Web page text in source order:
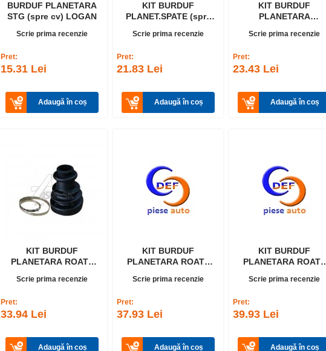
BURDUF PLANETARA
STG (spre cv) LOGAN
Scrie prima recenzie
Pret:
15.31 Lei
Adaugă în coș
KIT BURDUF
PLANET.SPATE (spre
Scrie prima recenzie
Pret:
21.83 Lei
Adaugă în coș
KIT BURDUF
PLANETARA
LOGAN
Scrie prima recenzie
Pret:
23.43 Lei
Adaugă în coș
KIT BURDUF
PLANETARA ROATA
Scrie prima recenzie
Pret:
33.94 Lei
Adaugă în coș
KIT BURDUF
PLANETARA ROATA
Scrie prima recenzie
Pret:
37.93 Lei
Adaugă în coș
KIT BURDUF
PLANETARA ROATA
Scrie prima recenzie
Pret:
39.93 Lei
Adaugă în coș